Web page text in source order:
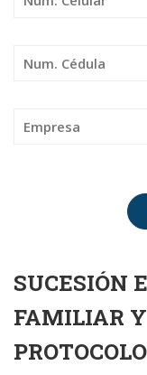
SUCESIÓN
FAMILIAR